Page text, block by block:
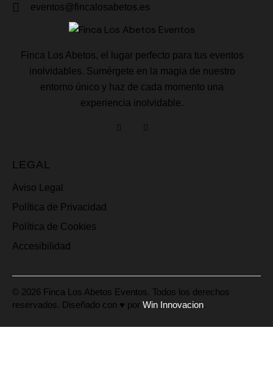
eventos@fincalosabetos.es
Finca Los Abetos, el lugar perfecto para tus eventos
inolvidables. Sumérgete en la magia de nuestro
entorno único y haz de cada momento una
experiencia inolvidable.
LEGAL
Aviso Legal
Política de Privacidad
Política de Cookies
Accesibilidad
© 2026 Finca Los Abetos Eventos. Todos los derechos
reservados. Diseñado con ♥ por Win Innovacion.